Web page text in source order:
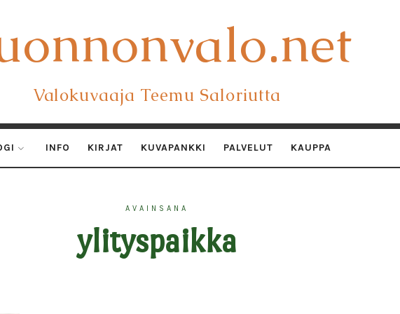
Valokuvaaja Teemu Saloriutta
INFO KIRJAT KUVAPANKKI PALVELUT KAUPPA
AVAINSANA
ylityspaikka